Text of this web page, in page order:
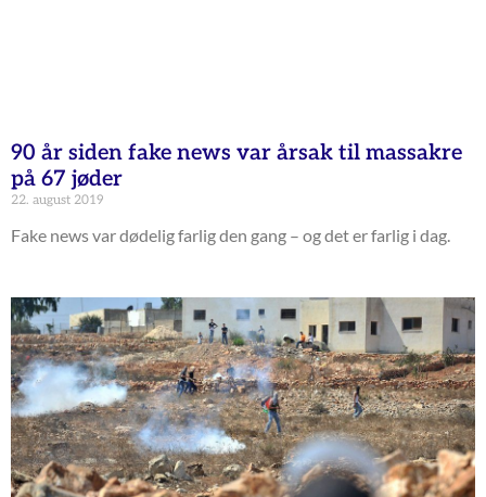
90 år siden fake news var årsak til massakre
på 67 jøder
22. august 2019
Fake news var dødelig farlig den gang – og det er farlig i dag.